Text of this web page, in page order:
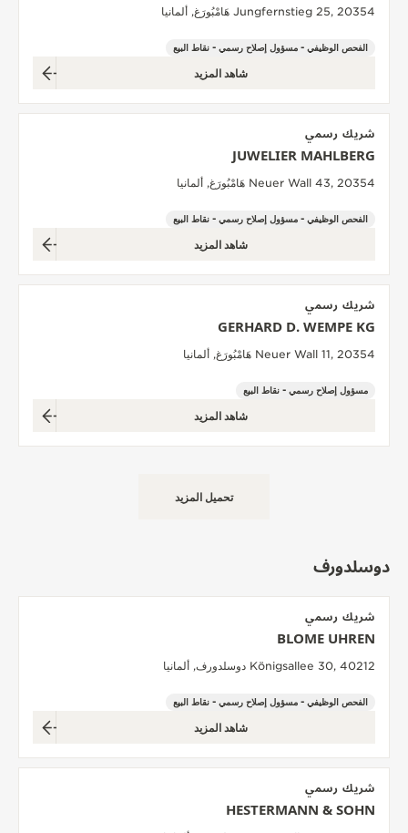
Jungfernstieg 25, 20354 هَامْبُورَغ, ألمانيا
الفحص الوظيفي - مسؤول إصلاح رسمي - نقاط البيع
شاهد المزيد
شريك رسمي
JUWELIER MAHLBERG
Neuer Wall 43, 20354 هَامْبُورَغ, ألمانيا
الفحص الوظيفي - مسؤول إصلاح رسمي - نقاط البيع
شاهد المزيد
شريك رسمي
GERHARD D. WEMPE KG
Neuer Wall 11, 20354 هَامْبُورَغ, ألمانيا
مسؤول إصلاح رسمي - نقاط البيع
شاهد المزيد
تحميل المزيد
دوسلدورف
شريك رسمي
BLOME UHREN
Königsallee 30, 40212 دوسلدورف, ألمانيا
الفحص الوظيفي - مسؤول إصلاح رسمي - نقاط البيع
شاهد المزيد
شريك رسمي
HESTERMANN & SOHN